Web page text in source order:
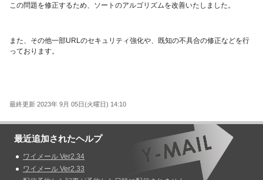
この問題を修正するため、ソートのアルゴリズムを改善いたしました。
また、その他一部URLのセキュリティ強化や、既知の不具合の修正などを行
っております。
最終更新 2023年 9月 05日(火曜日) 14:10
最近追加されたヘルプ
ワイメール Ver2.34
ワイメール Ver2.33